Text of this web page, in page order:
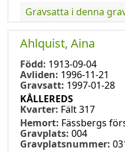
Gravsatta i denna
Ahlquist, Aina
Född: 1913-09-04
Avliden: 1996-11-21
Gravsatt: 1997-01-28
KÅLLEREDS
Kvarter: Fält 317
Hemort: Fässbergs
Gravplats: 004
Gravplatsnummer: